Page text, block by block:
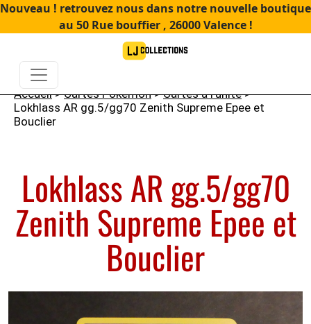
Nouveau ! retrouvez nous dans notre nouvelle boutique
au 50 Rue bouffier , 26000 Valence !
Accueil>Cartes Pokémon>Cartes à l'unité>
Lokhlass AR gg.5/gg70 Zenith Supreme Epee et
Bouclier
Lokhlass AR gg.5/gg70
Zenith Supreme Epee et
Bouclier